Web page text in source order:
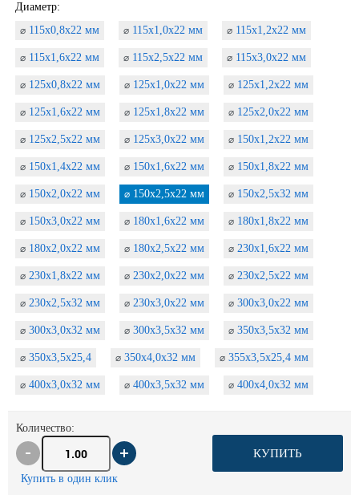
Диаметр:
⌀ 115х0,8х22 мм ⌀ 115х1,0х22 мм ⌀ 115х1,2х22 мм
⌀ 115х1,6х22 мм ⌀ 115х2,5х22 мм ⌀ 115х3,0х22 мм
⌀ 125х0,8х22 мм ⌀ 125х1,0х22 мм ⌀ 125х1,2х22 мм
⌀ 125х1,6х22 мм ⌀ 125х1,8х22 мм ⌀ 125х2,0х22 мм
⌀ 125х2,5х22 мм ⌀ 125х3,0х22 мм ⌀ 150х1,2х22 мм
⌀ 150х1,4х22 мм ⌀ 150х1,6х22 мм ⌀ 150х1,8х22 мм
⌀ 150х2,0х22 мм ⌀ 150х2,5х22 мм ⌀ 150х2,5х32 мм
⌀ 150х3,0х22 мм ⌀ 180х1,6х22 мм ⌀ 180х1,8х22 мм
⌀ 180х2,0х22 мм ⌀ 180х2,5х22 мм ⌀ 230х1,6х22 мм
⌀ 230х1,8х22 мм ⌀ 230х2,0х22 мм ⌀ 230х2,5х22 мм
⌀ 230х2,5х32 мм ⌀ 230х3,0х22 мм ⌀ 300х3,0х22 мм
⌀ 300х3,0х32 мм ⌀ 300х3,5х32 мм ⌀ 350х3,5х32 мм
⌀ 350х3,5х25,4 ⌀ 350х4,0х32 мм ⌀ 355х3,5х25,4 мм
⌀ 400х3,0х32 мм ⌀ 400х3,5х32 мм ⌀ 400х4,0х32 мм
Количество:
КУПИТЬ
Купить в один клик